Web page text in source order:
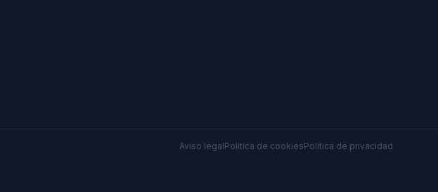
Aviso legalPolítica de cookiesPolítica de privacidad